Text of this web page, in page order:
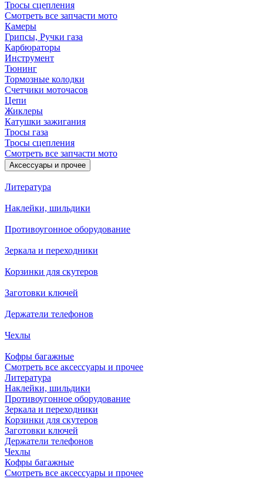
Тросы сцепления
Смотреть все запчасти мото
Камеры
Грипсы, Ручки газа
Карбюраторы
Инструмент
Тюнинг
Тормозные колодки
Счетчики моточасов
Цепи
Жиклеры
Катушки зажигания
Тросы газа
Тросы сцепления
Смотреть все запчасти мото
Аксессуары и прочее
Литература
Наклейки, шильдики
Противоугонное оборудование
Зеркала и переходники
Корзинки для скутеров
Заготовки ключей
Держатели телефонов
Чехлы
Кофры багажные
Смотреть все аксессуары и прочее
Литература
Наклейки, шильдики
Противоугонное оборудование
Зеркала и переходники
Корзинки для скутеров
Заготовки ключей
Держатели телефонов
Чехлы
Кофры багажные
Смотреть все аксессуары и прочее